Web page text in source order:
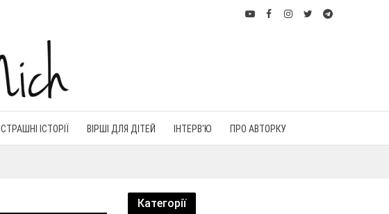
СТРАШНІ ІСТОРІЇ ВІРШІ ДЛЯ ДІТЕЙ ІНТЕРВ'Ю ПРО АВТОРКУ
Категорії